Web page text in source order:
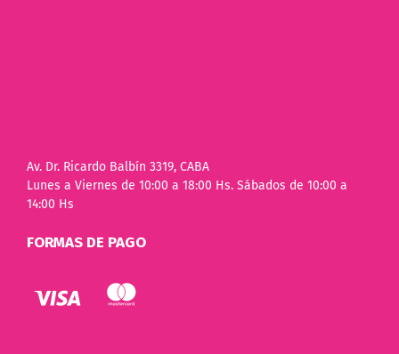
Av. Dr. Ricardo Balbín 3319, CABA
Lunes a Viernes de 10:00 a 18:00 Hs. Sábados de 10:00 a
14:00 Hs
FORMAS DE PAGO